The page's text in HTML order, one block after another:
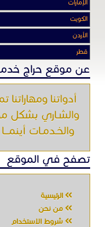
عن موقع حراج
أدواتنا ومهاراتنا
والشـاري بشكل
والخـدمـات
تصفح في الموقع
الرئيسية
من نحن
شروط الاستخدام